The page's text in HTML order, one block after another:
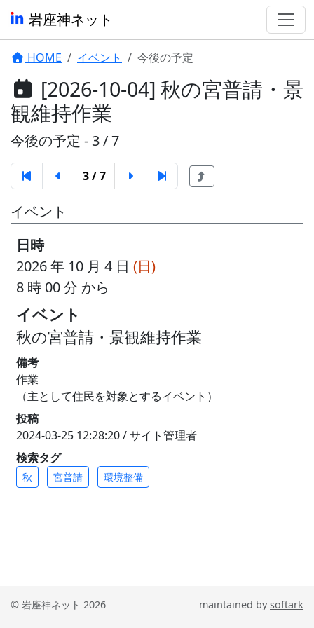
岩座神ネット
HOME イベント 今後の予定
[2026-10-04] 秋の宮普請・景
観維持作業
今後の予定 - 3 / 7
3 / 7
イベント
日時
2026 年 10 月 4 日 (日)
8 時 00 分 から
イベント
秋の宮普請・景観維持作業
備考
作業
（主として住民を対象とするイベント）
投稿
2024-03-25 12:28:20 / サイト管理者
検索タグ
秋 宮普請 環境整備
© 岩座神ネット 2026 maintained bysoftark